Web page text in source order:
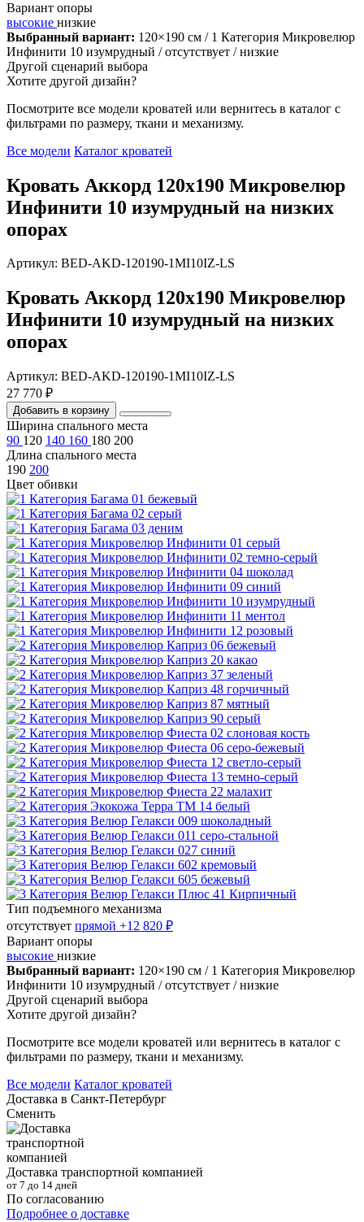
Вариант опоры
высокие низкие
Выбранный вариант: 120×190 см / 1 Категория Микровелюр
Инфинити 10 изумрудный / отсутствует / низкие
Другой сценарий выбора
Хотите другой дизайн?
Посмотрите все модели кроватей или вернитесь в каталог с
фильтрами по размеру, ткани и механизму.
Все модели Каталог кроватей
Кровать Аккорд 120х190 Микровелюр
Инфинити 10 изумрудный на низких
опорах
Артикул: BED-AKD-120190-1MI10IZ-LS
Кровать Аккорд 120х190 Микровелюр
Инфинити 10 изумрудный на низких
опорах
Артикул: BED-AKD-120190-1MI10IZ-LS
27 770 ₽
Добавить в корзину
Ширина спального места
90 120 140 160 180 200
Длина спального места
190 200
Цвет обивки
Тип подъемного механизма
отсутствует прямой +12 820 ₽
Вариант опоры
высокие низкие
Выбранный вариант: 120×190 см / 1 Категория Микровелюр
Инфинити 10 изумрудный / отсутствует / низкие
Другой сценарий выбора
Хотите другой дизайн?
Посмотрите все модели кроватей или вернитесь в каталог с
фильтрами по размеру, ткани и механизму.
Все модели Каталог кроватей
Доставка в Санкт-Петербург
Сменить
Доставка транспортной компанией
от 7 до 14 дней
По согласованию
Подробнее о доставке